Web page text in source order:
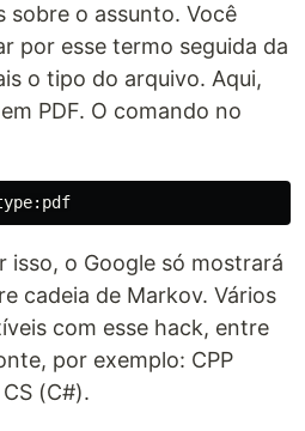
sobre o assunto. Você
por esse termo seguida da
o tipo do arquivo. Aqui,
PDF. O comando no
isso, o Google só mostrará
cadeia de Markov. Vários
com esse hack, entre
por exemplo: CPP
(C#).